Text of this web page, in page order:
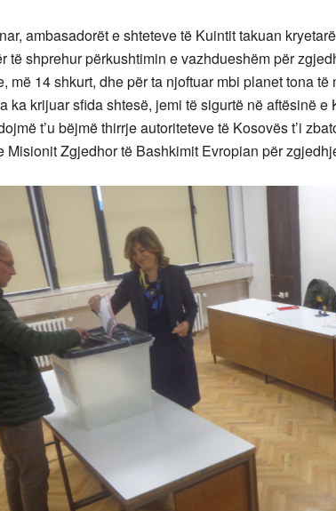
ambasadorët e shteteve të Kuintit takuan
të shprehur përkushtimin e vazhdueshëm për
më 14 shkurt, dhe për ta njoftuar mbi planet tona
ka krijuar sfida shtesë, jemi të sigurtë në aftësinë
t’u bëjmë thirrje autoriteteve të Kosovës t’i
Misionit Zgjedhor të Bashkimit Evropian për